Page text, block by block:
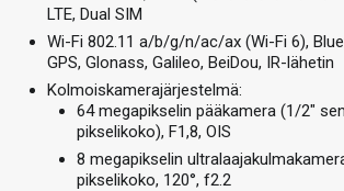
LTE, Dual SIM
Wi-Fi 802.11 a/b/g/n/ac/ax (Wi-Fi 6),
GPS, Glonass, Galileo, BeiDou, IR-lähetin
Kolmoiskamerajärjestelmä:
64 megapikselin pääkamera (1/2″
pikselikoko), F1,8, OIS
8 megapikselin
pikselikoko, 120°, f2.2